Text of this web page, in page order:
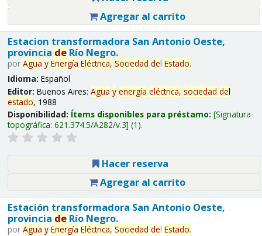
Agregar al carrito
Estacion transformadora San Antonio Oeste,
provincia deRío Negro.
por Agua y Energía Eléctrica, Sociedad del Estado.
Idioma: Español
Editor: Buenos Aires: Agua y energía eléctrica, sociedad del
estado, 1988
Disponibilidad: Ítems disponibles para préstamo: Signatura
topográfica: 621.374.5/A282/v.3 (1).
Hacer reserva
Agregar al carrito
Estación transformadora San Antonio Oeste,
provincia deRío Negro.
por Agua y Energía Eléctrica, Sociedad del Estado.